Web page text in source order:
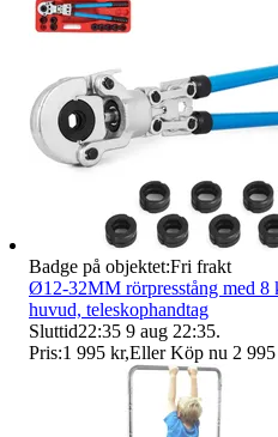
Badge på objektet:Fri frakt
Ø12-32MM rörpresstång med 8
huvud, teleskophandtag
Sluttid22:35 9 aug 22:35.
Pris:1 995 kr,Eller Köp nu 2